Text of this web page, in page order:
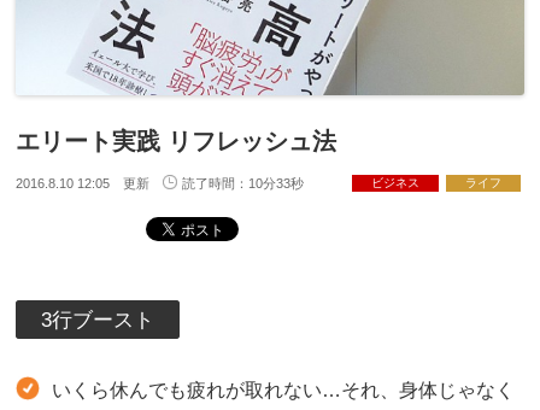
エリート実践 リフレッシュ法
2016.8.10 12:05 更新 読了時間：10分33秒 ビジネス ライフ
3行ブースト
いくら休んでも疲れが取れない…それ、身体じゃなく